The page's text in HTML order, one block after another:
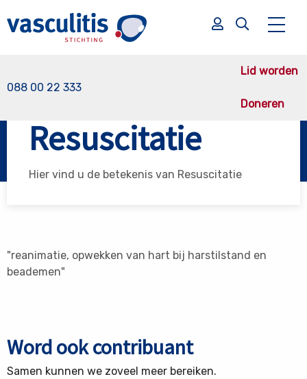
088 00 22 333
Lid worden
Doneren
Zoek
Zoek
Resuscitatie
Hier vind u de betekenis van Resuscitatie
"reanimatie, opwekken van hart bij harstilstand en
beademen"
Word ook contribuant
Samen kunnen we zoveel meer bereiken.